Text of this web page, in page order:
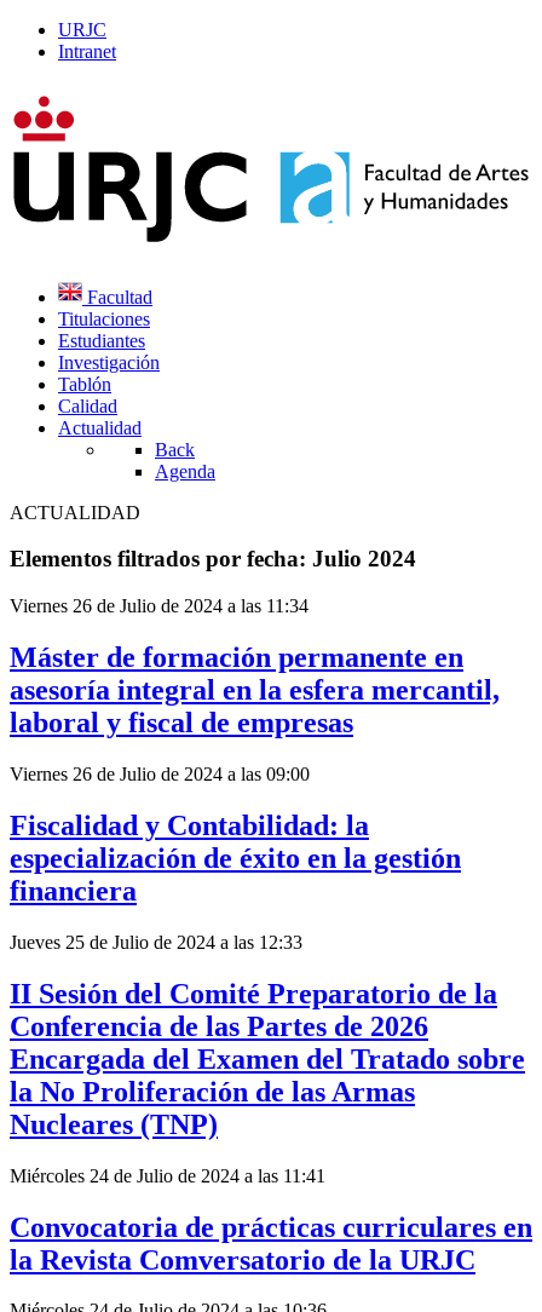
URJC
Intranet
Facultad
Titulaciones
Estudiantes
Investigación
Tablón
Calidad
Actualidad
Back
Agenda
ACTUALIDAD
Elementos filtrados por fecha: Julio 2024
Viernes 26 de Julio de 2024 a las 11:34
Máster de formación permanente en
asesoría integral en la esfera mercantil,
laboral y fiscal de empresas
Viernes 26 de Julio de 2024 a las 09:00
Fiscalidad y Contabilidad: la
especialización de éxito en la gestión
financiera
Jueves 25 de Julio de 2024 a las 12:33
II Sesión del Comité Preparatorio de la
Conferencia de las Partes de 2026
Encargada del Examen del Tratado sobre
la No Proliferación de las Armas
Nucleares (TNP)
Miércoles 24 de Julio de 2024 a las 11:41
Convocatoria de prácticas curriculares en
la Revista Comversatorio de la URJC